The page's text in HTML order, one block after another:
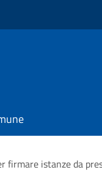
firmare istanze da